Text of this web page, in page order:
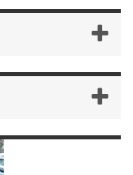
PAJERO